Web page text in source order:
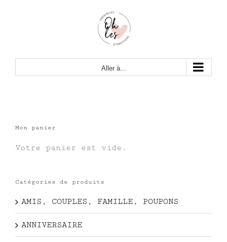
Aller à...
Mon panier
Votre panier est vide.
Catégories de produits
AMIS, COUPLES, FAMILLE, POUPONS
ANNIVERSAIRE